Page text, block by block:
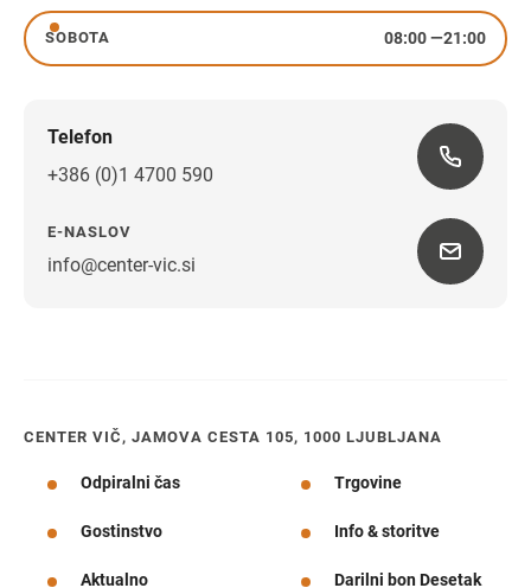
sobota
SOBOTA 08:00—21:00
Telefon
+386 (0)1 4700 590
E-NASLOV
info@center-vic.si
CENTER VIČ, JAMOVA CESTA 105, 1000 LJUBLJANA
Odpiralni čas Trgovine
Gostinstvo Info & storitve
Aktualno Darilni bon Desetak